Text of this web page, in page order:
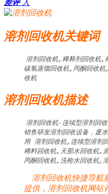
差评 人
溶剂回收机关键词
溶剂回收机,稀释剂回收机,
碳氢蒸馏回收机,丙酮回收
收机
溶剂回收机描述
溶剂回收机-连续型溶剂回
销售研发溶剂回收设备，废
用 溶剂回收机,连续型溶剂
稀料回收机,天那水回收机,
丙酮回收机,洗枪水回收机,
溶剂回收机快捷导航
提供，溶剂回收机网站